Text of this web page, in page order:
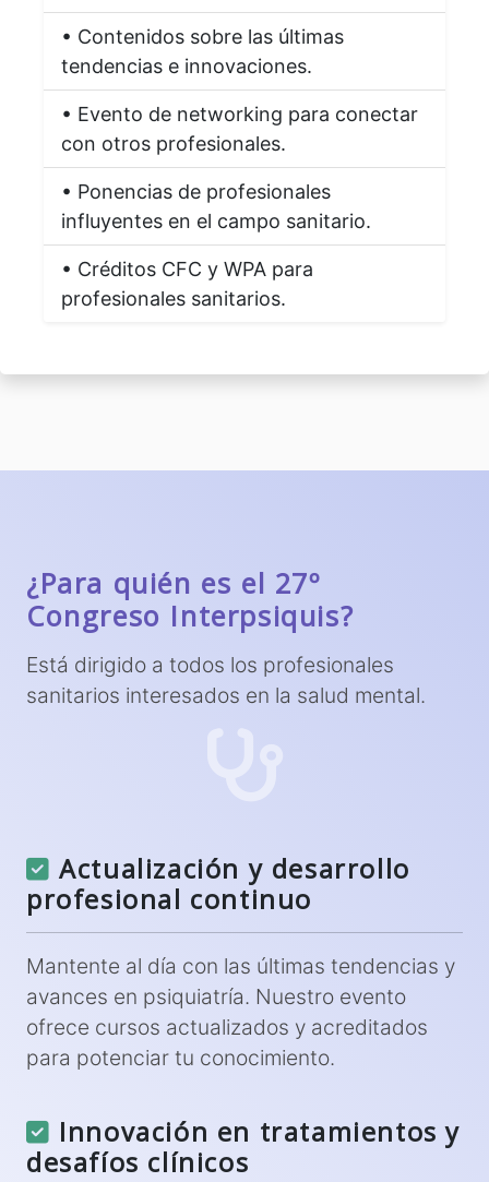
• Contenidos sobre las últimas
tendencias e innovaciones.
• Evento de networking para conectar
con otros profesionales.
• Ponencias de profesionales
influyentes en el campo sanitario.
• Créditos CFC y WPA para
profesionales sanitarios.
¿Para quién es el 27º
Congreso Interpsiquis?
Está dirigido a todos los profesionales
sanitarios interesados en la salud mental.
Actualización y desarrollo
profesional continuo
Mantente al día con las últimas tendencias y
avances en psiquiatría. Nuestro evento
ofrece cursos actualizados y acreditados
para potenciar tu conocimiento.
Innovación en tratamientos y
desafíos clínicos